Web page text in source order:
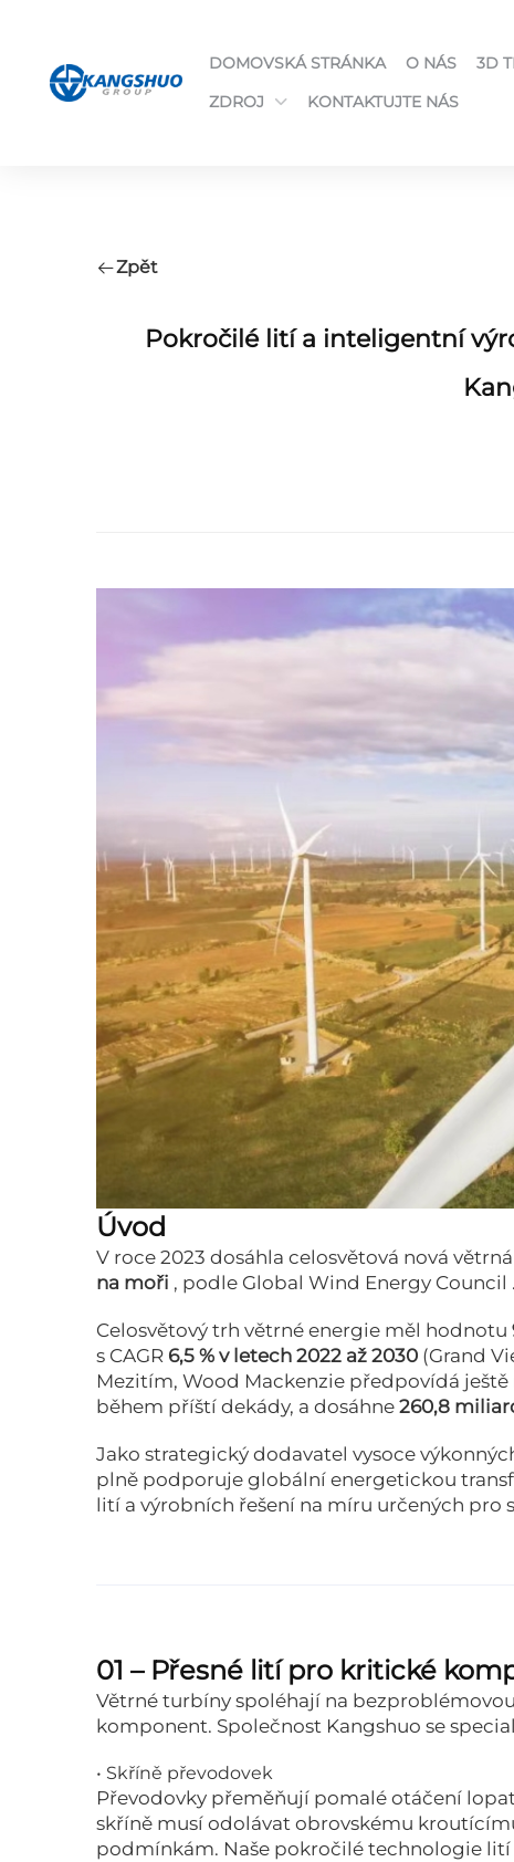
DOMOVSKÁ STRÁNKA O NÁS 3D
ZDROJ
KONTAKTUJTE NÁS
Zpět
Pokročilé lití a inteligentní
Úvod
V roce 2023 dosáhla celosvětová nová
na moři , podle Global Wind Energy Council .
Celosvětový trh větrné energie měl hodnotu
s CAGR 6,5 % v letech 2022 až 2030 (Grand
Mezitím, Wood Mackenzie předpovídá
během příští dekády, a dosáhne 260,8
Jako strategický dodavatel vysoce
plně podporuje globální energetickou
lití a výrobních řešení na míru určených pro
01 – Přesné lití pro kritické
Větrné turbíny spoléhají na
komponent. Společnost Kangshuo se
• Skříně převodovek
Převodovky přeměňují pomalé otáčení
skříně musí odolávat obrovskému
podmínkám. Naše pokročilé technologie